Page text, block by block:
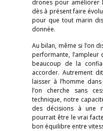
drones pour améliorer
dès à présent faire
pour que tout marin
donnée.
Au bilan, même si l’on
performante,
beaucoup de la
accorder. Autrement
laisser à l’homme
l’on cherche sans
technique, notre
des décisions à une
pourrait être le vrai
bon équilibre entre